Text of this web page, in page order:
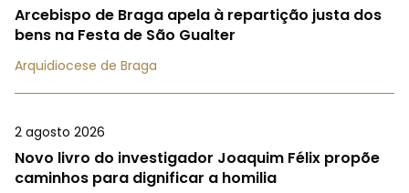
Arcebispo de Braga apela à repartição justa dos
bens na Festa de São Gualter
Arquidiocese de Braga
2 agosto 2026
Novo livro do investigador Joaquim Félix propõe
caminhos para dignificar a homilia